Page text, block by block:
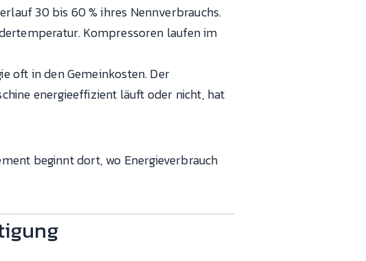
30 bis 60 % ihres Nennverbrauchs.
Kompressoren laufen im
oft in den Gemeinkosten. Der
energieeffizient läuft oder nicht, hat
beginnt dort, wo Energieverbrauch